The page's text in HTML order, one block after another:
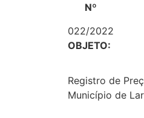
Nº
022/2022
OBJETO:
Registro de
Município de